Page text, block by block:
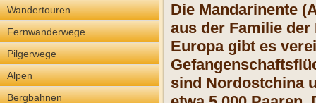
Wandertouren
Fernwanderwege
Pilgerwege
Alpen
Bergbahnen
Die Mandarinente
aus der Familie
Europa gibt es
sind Nordostchina